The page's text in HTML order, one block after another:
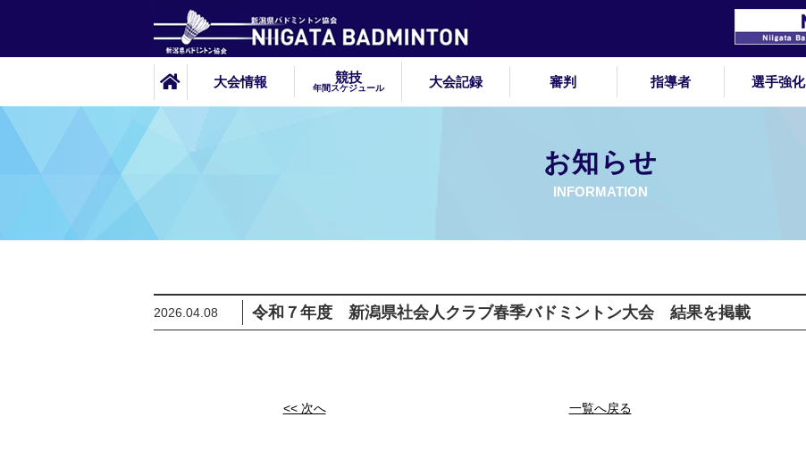
大会情報 競技
年間スケジュール 大会記録 審判 指導者 選手強化
お知らせ
INFORMATION
2026.04.08 令和７年度 新潟県社会人クラブ春季バドミントン大会 結果を掲載
<< 次へ 一覧へ戻る